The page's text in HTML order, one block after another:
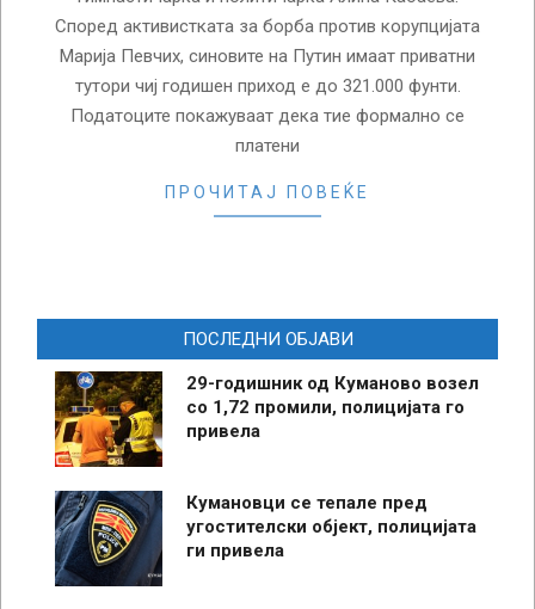
Според активистката за борба против корупцијата
Марија Певчих, синовите на Путин имаат приватни
тутори чиј годишен приход е до 321.000 фунти.
Податоците покажуваат дека тие формално се
платени
ПРОЧИТАЈ ПОВЕЌЕ
ПОСЛЕДНИ ОБЈАВИ
29-годишник од Куманово возел
со 1,72 промили, полицијата го
привела
Кумановци се тепале пред
угостителски објект, полицијата
ги привела